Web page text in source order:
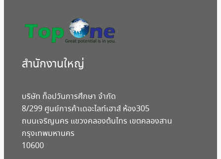
สํานักงานใหญ่
บริษัท ท็อปวันการศึกษา จำกัด
8/299 ศูนย์การค้าเดอะไลท์เฮาส์ ห้อง305
ถนนเจริญนคร แขวงคลองต้นไทร เขตคลองสาน
กรุงเทพมหานคร
10600